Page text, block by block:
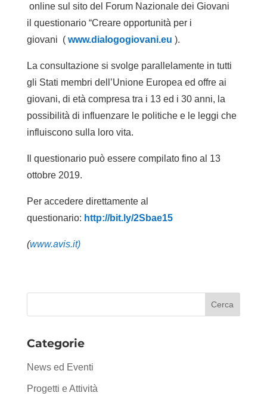
online sul sito del Forum Nazionale dei Giovani
il questionario “Creare opportunità per i
giovani ( www.dialogogiovani.eu ).
La consultazione si svolge parallelamente in tutti
gli Stati membri dell’Unione Europea ed offre ai
giovani, di età compresa tra i 13 ed i 30 anni, la
possibilità di influenzare le politiche e le leggi che
influiscono sulla loro vita.
Il questionario può essere compilato fino al 13
ottobre 2019.
Per accedere direttamente al
questionario: http://bit.ly/2Sbae15
(www.avis.it)
Categorie
News ed Eventi
Progetti e Attività